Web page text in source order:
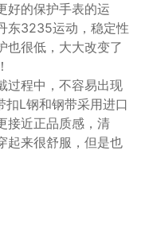
好的保护手表的运
东3235运动，稳定性
也很低，大大改变了
过程中，不容易出现
L钢和钢带采用进口
接近正品质感，清
起来很舒服，但是也